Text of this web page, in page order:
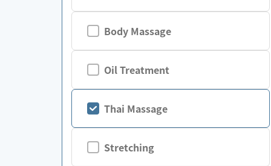
Body Massage
Oil Treatment
Thai Massage
Stretching